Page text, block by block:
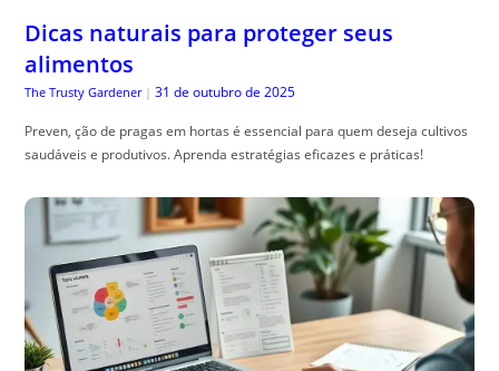
Dicas naturais para proteger seus
alimentos
The Trusty Gardener | 31 de outubro de 2025
Preven, ção de pragas em hortas é essencial para quem deseja cultivos
saudáveis e produtivos. Aprenda estratégias eficazes e práticas!